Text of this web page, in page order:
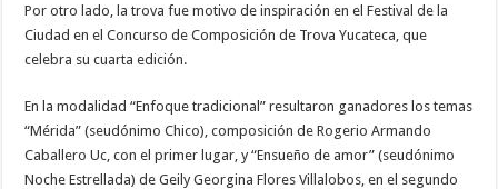
Por otro lado, la trova fue motivo de inspiración en el Festival de la
Ciudad en el Concurso de Composición de Trova Yucateca, que
celebra su cuarta edición.
En la modalidad “Enfoque tradicional” resultaron ganadores los temas
“Mérida” (seudónimo Chico), composición de Rogerio Armando
Caballero Uc, con el primer lugar, y “Ensueño de amor” (seudónimo
Noche Estrellada) de Geily Georgina Flores Villalobos, en el segundo